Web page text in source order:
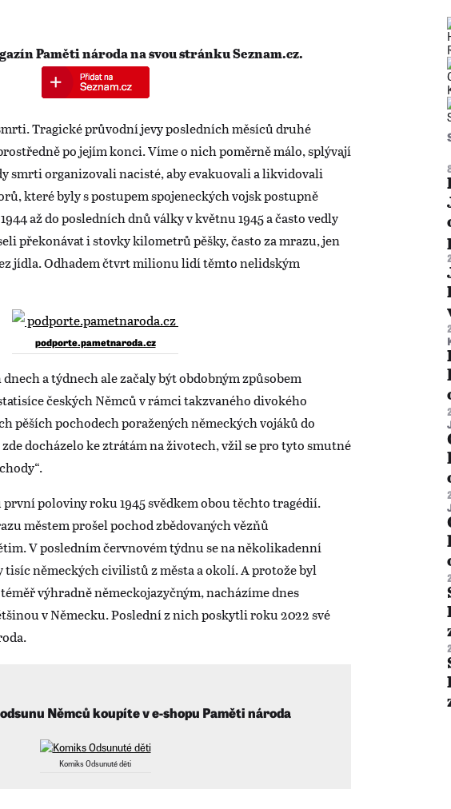
Paměti národa na svou stránku Seznam.cz.
Tragické průvodní jevy posledních měsíců druhé
po jejím konci. Víme o nich poměrně málo, splývají
smrti organizovali nacisté, aby evakuovali a likvidovali
které byly s postupem spojeneckých vojsk postupně
až do posledních dnů války v květnu 1945 a často vedly
překonávat i stovky kilometrů pěšky, často za mrazu, jen
jídla. Odhadem čtvrt milionu lidí těmto nelidským
podporte.pametnaroda.cz
a týdnech ale začaly být obdobným způsobem
českých Němců v rámci takzvaného divokého
pěších pochodech poražených německých vojáků do
docházelo ke ztrátám na životech, vžil se pro tyto smutné
poloviny roku 1945 svědkem obou těchto tragédií.
městem prošel pochod zbědovaných vězňů
V posledním červnovém týdnu se na několikadenní
tisíc německých civilistů z města a okolí. A protože byl
výhradně německojazyčným, nacházíme dnes
v Německu. Poslední z nich poskytli roku 2022 své
Němců koupíte v e-shopu Paměti národa
Komiks Odsunuté děti